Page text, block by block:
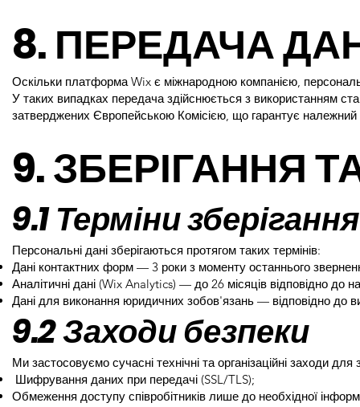
8. ПЕРЕДАЧА
Оскільки платформа Wix є міжнародною компанією,
У таких випадках передача здійснюється з використанням
затверджених Європейською Комісією, що гарантує
9. ЗБЕРІГАННЯ
9.1 Терміни зберігання
Персональні дані зберігаються протягом таких термінів:
Дані контактних форм — 3 роки з моменту останнього
Аналітичні дані (Wix Analytics) — до 26 місяців відповідно
Дані для виконання юридичних зобов'язань — відповідно до
9.2 Заходи безпеки
Ми застосовуємо сучасні технічні та організаційні заходи
Шифрування даних при передачі (SSL/TLS);
Обмеження доступу співробітників лише до необхідної